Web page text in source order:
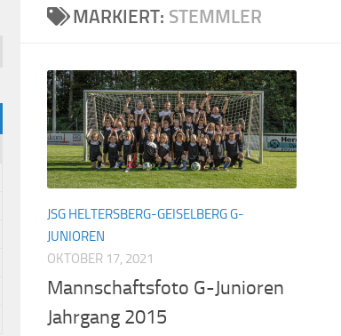
MARKIERT: STEMMLER
JSG HELTERSBERG-GEISELBERG G-
JUNIOREN
OKTOBER 17, 2021
Mannschaftsfoto G-Junioren
Jahrgang 2015